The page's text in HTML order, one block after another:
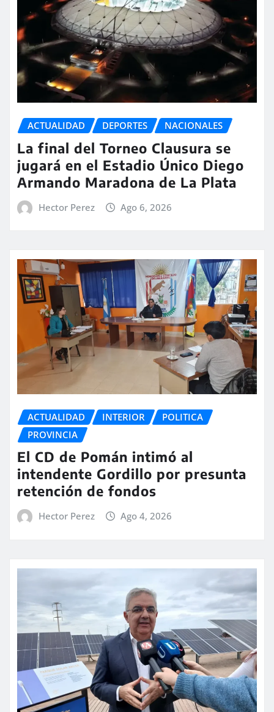
ACTUALIDAD DEPORTES NACIONALES
La final del Torneo Clausura se
jugará en el Estadio Único Diego
Armando Maradona de La Plata
Hector Perez Ago 6, 2026
ACTUALIDAD INTERIOR
POLITICA
PROVINCIA
El CD de Pomán intimó al
intendente Gordillo por presunta
retención de fondos
Hector Perez Ago 4, 2026